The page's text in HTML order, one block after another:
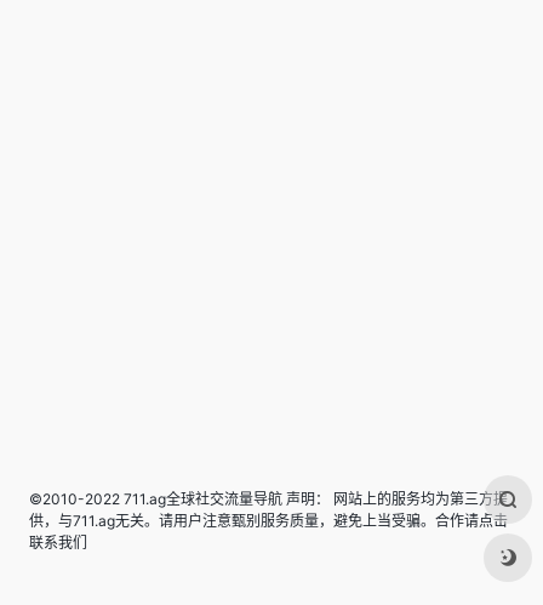
©2010-2022 711.ag全球社交流量导航 声明： 网站上的服务均为第三方提
供，与711.ag无关。请用户注意甄别服务质量，避免上当受骗。合作请点击
联系我们